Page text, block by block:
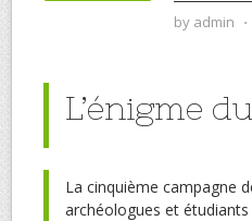
by admin ⋅
L’énigme
La cinquième campagne
archéologues et